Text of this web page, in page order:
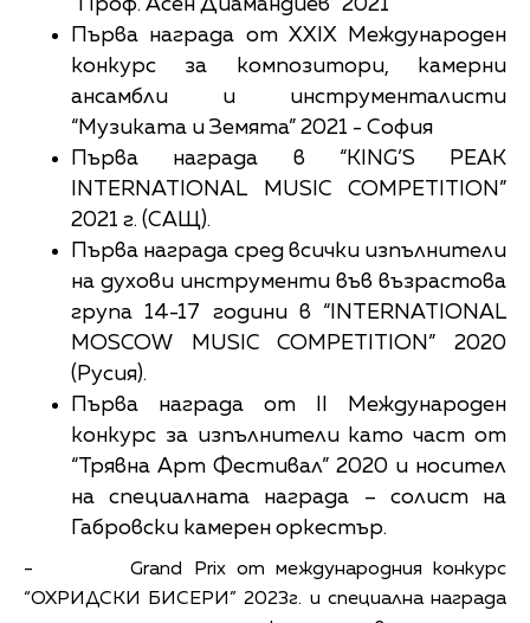
“Проф. Асен Диамандиев” 2021
Първа награда от XXIX Международен
конкурс за композитори, камерни
ансамбли и инструменталисти
“Музиката и Земята” 2021 - София
Първа награда в “KING’S PEAK
INTERNATIONAL MUSIC COMPETITION”
2021 г. (САЩ).
Първа награда сред всички изпълнители
на духови инструменти във възрастова
група 14-17 години в “INTERNATIONAL
MOSCOW MUSIC COMPETITION” 2020
(Русия).
Първа награда от II Международен
конкурс за изпълнители като част от
“Трявна Арт Фестивал” 2020 и носител
на специалната награда – солист на
Габровски камерен оркестър.
- Grand Prix от международния конкурс
“ОХРИДСКИ БИСЕРИ” 2023г. и специална награда